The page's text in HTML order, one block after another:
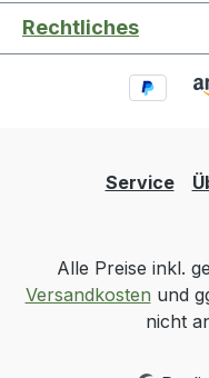
Rechtliches
Service
Alle Preise inkl.
Versandkosten und
nicht